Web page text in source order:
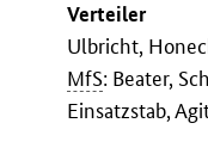
Verteiler
Ulbricht,
MfS: Beater,
Einsatzstab,